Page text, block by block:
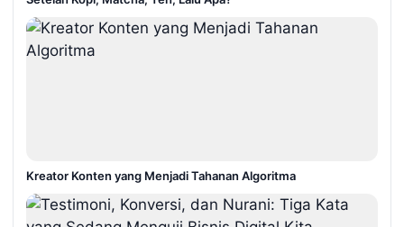
Kreator Konten yang Menjadi Tahanan Algoritma